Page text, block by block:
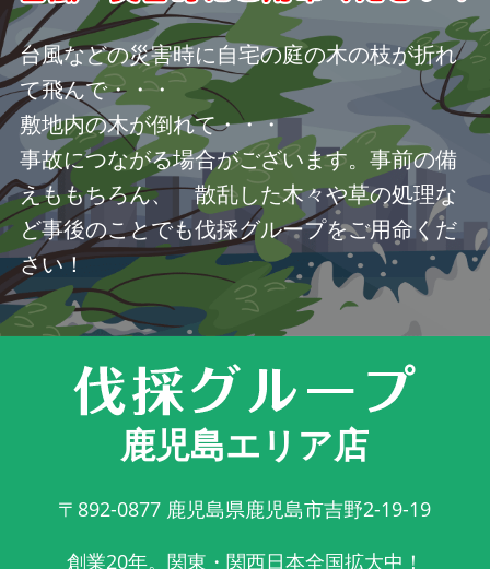
台風などの災害時に自宅の庭の木の枝が折れ
て飛んで・・・
敷地内の木が倒れて・・・
事故につながる場合がございます。事前の備
えももちろん、 散乱した木々や草の処理な
ど事後のことでも伐採グループをご用命くだ
さい！
鹿児島エリア店
〒892-0877 鹿児島県鹿児島市吉野2-19-19
創業20年。関東・関西日本全国拡大中！